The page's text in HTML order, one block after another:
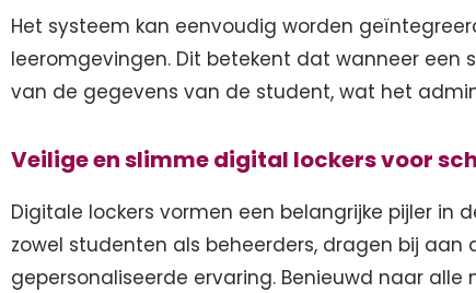
Het systeem kan eenvoudig worden
leeromgevingen. Dit betekent dat wanneer een
van de gegevens van de student, wat het
Veilige en slimme digital lockers voor
Digitale lockers vormen een belangrijke pijler
zowel studenten als beheerders, dragen bij
gepersonaliseerde ervaring. Benieuwd naar